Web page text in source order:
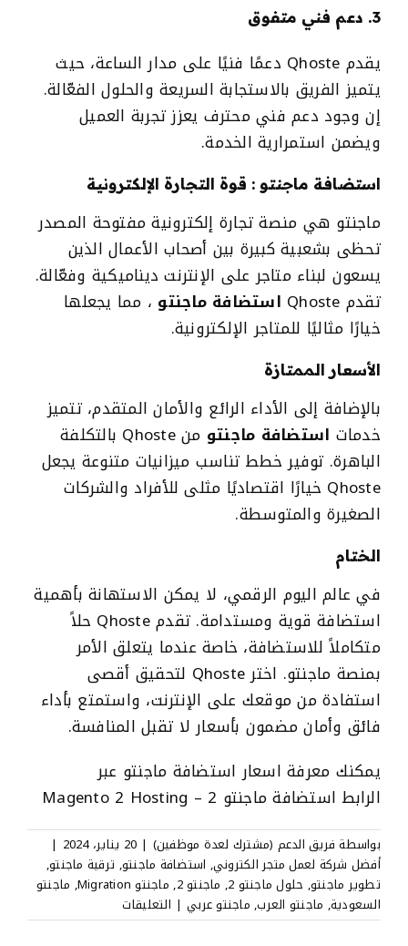
3. دعم فني متفوق
يقدم Qhoste دعمًا فنيًا على مدار الساعة، حيث
يتميز الفريق بالاستجابة السريعة والحلول الفعّالة.
إن وجود دعم فني محترف يعزز تجربة العميل
ويضمن استمرارية الخدمة.
استضافة ماجنتو : قوة التجارة الإلكترونية
ماجنتو هي منصة تجارة إلكترونية مفتوحة المصدر
تحظى بشعبية كبيرة بين أصحاب الأعمال الذين
يسعون لبناء متاجر على الإنترنت ديناميكية وفعّالة.
تقدم Qhoste
استضافة ماجنتو ، مما يجعلها
خيارًا مثاليًا للمتاجر الإلكترونية.
الأسعار الممتازة
بالإضافة إلى الأداء الرائع والأمان المتقدم، تتميز
خدمات استضافة ماجنتو
من Qhoste بالتكلفة
الباهرة. توفير خطط تناسب ميزانيات متنوعة يجعل
Qhoste خيارًا اقتصاديًا مثلى للأفراد والشركات
الصغيرة والمتوسطة.
الختام
في عالم اليوم الرقمي، لا يمكن الاستهانة بأهمية
استضافة قوية ومستدامة. تقدمQhoste حلاً
متكاملاً للاستضافة، خاصة عندما يتعلق الأمر
بمنصة ماجنتو. اختر Qhoste لتحقيق أقصى
استفادة من موقعك على الإنترنت، واستمتع بأداء
فائق وأمان مضمون بأسعار لا تقبل المنافسة.
يمكنك معرفة اسعار استضافة ماجنتو عبر
الرابط استضافة ماجنتو 2 – Magento 2 Hosting
بواسطة فريق الدعم (مشترك لعدة موظفين) | 20 يناير، 2024
|
أفضل شركة لعمل متجر الكتروني, استضافة ماجنتو, ترقية ماجنتو,
تطوير ماجنتو, حلول ماجنتو 2 , ماجنتو 2 , ماجنتو Migration , ماجنتو
السعودية, ماجنتو العرب, ماجنتو عربي | التعليقاتعلى
استضافة